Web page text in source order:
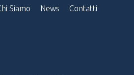
Siamo News Contatti